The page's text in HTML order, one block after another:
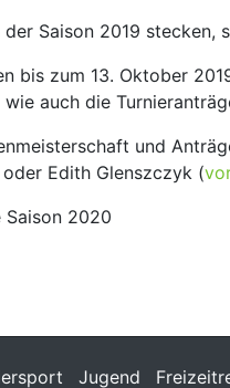
Saison 2019
bis zum 13. Oktober
auch die
und
oder Edith Glenszczyk (
2020
Jugend